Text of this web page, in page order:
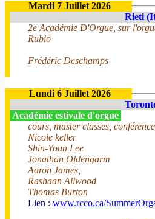
Mardi 7 Juillet 2026
Rieti
2e Académie D'Orgue, sur
Rubio
Frédéric Deschamps
Lundi 6 Juillet 2026
Académie estivale d'orgue
cours, master classes,
Nicole keller
Shin-Youn Lee
Jonathan Oldengarm
Aaron James,
Rashaan Allwood
Thomas Burton
Lien : www.rcco.ca/